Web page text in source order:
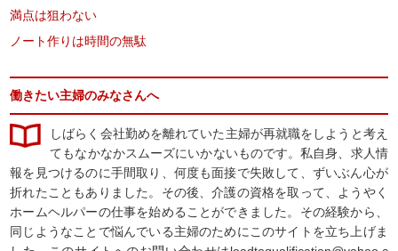
満点は狙わない
ノート作りは時間の無駄
働きたい主婦のみなさんへ
しばらく会社勤めを離れていた主婦が再就職をしようと考え
てもなかなかスムーズにいかないものです。私自身、求人情
報を見つけるのに手間取り、何度も面接で失敗して、ずいぶん心が
折れたこともありました。その後、介護の資格を取って、ようやく
ホームヘルパーの仕事を始めることができました。その経験から、
同じようなことで悩んでいる主婦のためにこのサイトを立ち上げま